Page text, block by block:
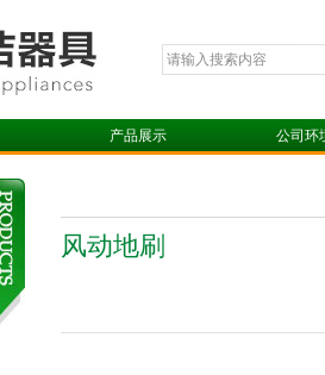
产品展示 公司环
风动地刷